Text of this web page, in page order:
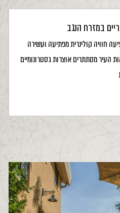
במזרח הנגב
חוויה קולינרית מפתיעה ועשירה
מסתתרים אוצרות גסטרונומיים